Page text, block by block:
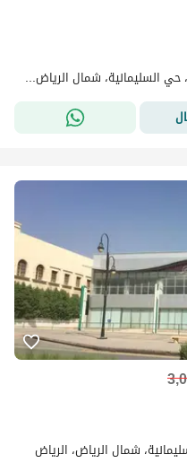
شارع الامير عبدالعزيز بن مساعد بن جلوي، حي السليمانية، شمال الرياض، الرياض
شمال الرياض، الرياض